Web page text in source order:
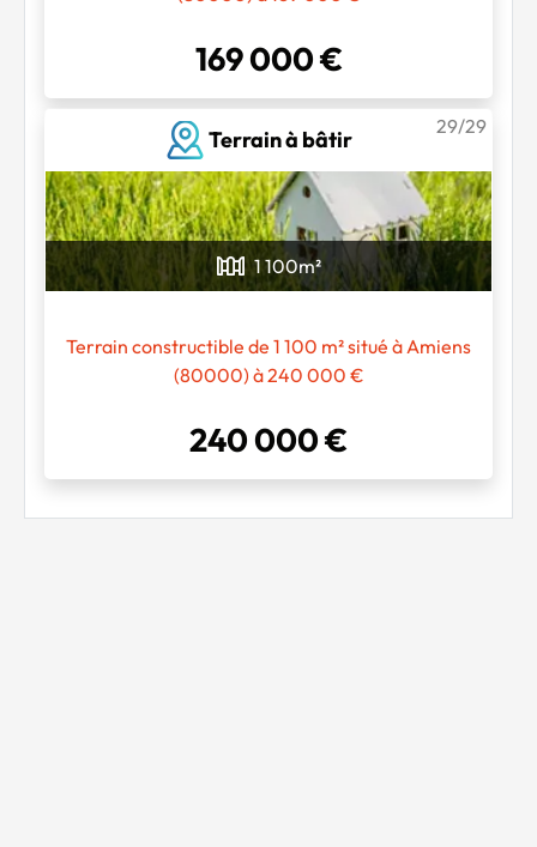
169 000 €
Terrain à bâtir
29/29
1 100m²
Terrain constructible de 1 100 m² situé à Amiens
(80000) à 240 000 €
240 000 €